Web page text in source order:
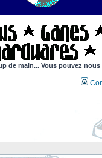
de main... Vous pouvez